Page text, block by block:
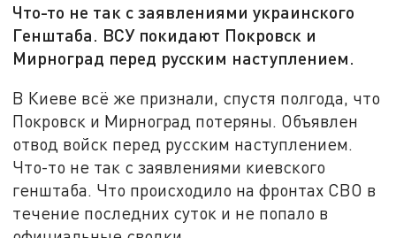
Что-то не так с заявлениями украинского
Генштаба. ВСУ покидают Покровск и
Мирноград перед русским наступлением.
В Киеве всё же признали, спустя полгода, что
Покровск и Мирноград потеряны. Объявлен
отвод войск перед русским наступлением.
Что-то не так с заявлениями киевского
генштаба. Что происходило на фронтах СВО в
течение последних суток и не попало в